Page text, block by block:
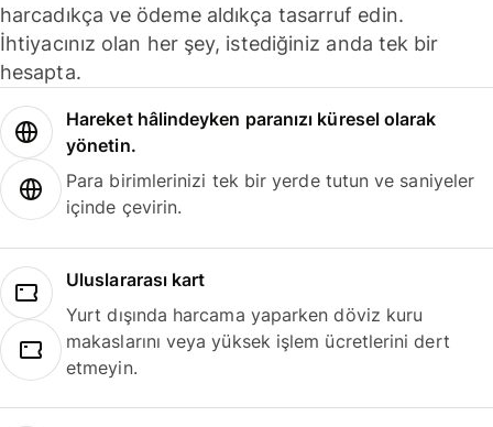
harcadıkça ve ödeme aldıkça tasarruf edin.
İhtiyacınız olan her şey, istediğiniz anda tek bir
hesapta.
Hareket hâlindeyken paranızı küresel olarak
yönetin.
Para birimlerinizi tek bir yerde tutun ve saniyeler
içinde çevirin.
Uluslararası kart
Yurt dışında harcama yaparken döviz kuru
makaslarını veya yüksek işlem ücretlerini dert
etmeyin.